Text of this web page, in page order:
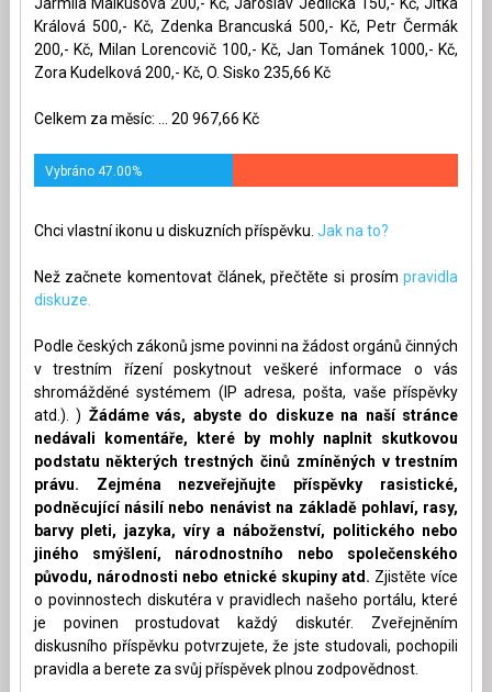
Králová 500,- Kč, Zdenka Brancuská 500,- Kč, Petr Čermák
200,- Kč, Milan Lorencovič 100,- Kč, Jan Tománek 1000,- Kč,
Zora Kudelková 200,- Kč, O. Sisko 235,66 Kč
Celkem za měsíc: ... 20 967,66 Kč
Vybráno 47.00%
Chci vlastní ikonu u diskuzních příspěvku. Jak na to?
Než začnete komentovat článek, přečtěte si prosímpravidla
diskuze.
Podle českých zákonů jsme povinni na žádost orgánů činných
v trestním řízení poskytnout veškeré informace o vás
shromážděné systémem (IP adresa, pošta, vaše příspěvky
atd.). ) Žádáme vás, abyste do diskuze na naší stránce
nedávali komentáře, které by mohly naplnit skutkovou
podstatu některých trestných činů zmíněných v trestním
právu. Zejména nezveřejňujte příspěvky rasistické,
podněcující násilí nebo nenávist na základě pohlaví, rasy,
barvy pleti, jazyka, víry a náboženství, politického nebo
jiného smýšlení, národnostního nebo společenského
původu, národnosti nebo etnické skupiny atd. Zjistěte více
o povinnostech diskutéra v pravidlech našeho portálu, které
je povinen prostudovat každý diskutér. Zveřejněním
diskusního příspěvku potvrzujete, že jste studovali, pochopili
pravidla a berete za svůj příspěvek plnou zodpovědnost.